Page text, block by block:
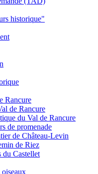
historique"
Rancure
de Rancure
du Val de Rancure
de promenade
de Château-Levin
de Riez
du Castellet
oiseaux